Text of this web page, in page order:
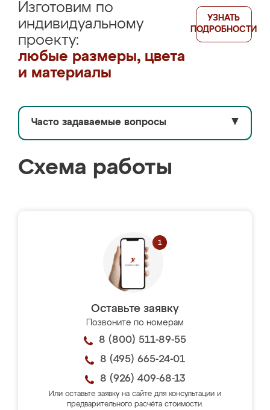
Изготовим по
индивидуальному
проекту:
любые размеры, цвета
и материалы
УЗНАТЬ
ПОДРОБНОСТИ
Часто задаваемые вопросы ▼
Схема работы
Оставьте заявку
Позвоните по номерам
8 (800) 511-89-55
8 (495) 665-24-01
8 (926) 409-68-13
Или оставьте заявку на сайте для консультации и
предварительного расчёта стоимости.